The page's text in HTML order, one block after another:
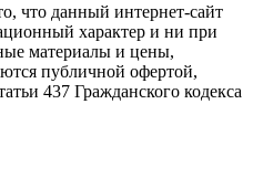
что данный интернет-сайт
характер и ни при
материалы и цены,
публичной офертой,
437 Гражданского кодекса